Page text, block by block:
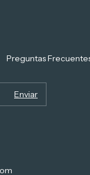
Preguntas